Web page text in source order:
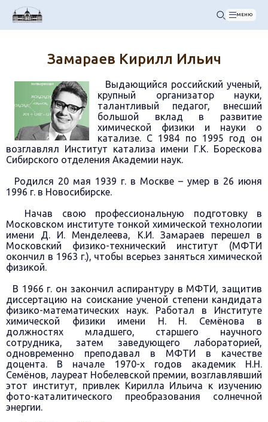
МЕНЮ
Замараев Кирилл Ильич
Выдающийся российский ученый,
крупный организатор науки,
талантливый педагог, внесший
большой вклад в развитие
химической физики и науки о
катализе. С 1984 по 1995 год он
возглавлял Институт катализа имени Г.К. Борескова
Сибирского отделения Академии наук.
Родился 20 мая 1939 г. в Москве – умер в 26 июня
1996 г. в Новосибирске.
Начав свою профессиональную подготовку в
Московском институте тонкой химической технологии
имени Д. И. Менделеева, К.И. Замараев перешел в
Московский физико-технический институт (МФТИ
окончил в 1963 г.), чтобы всерьез заняться химической
физикой.
В 1966 г. он закончил аспирантуру в МФТИ, защитив
диссертацию на соискание ученой степени кандидата
физико-математических наук. Работал в Институте
химической физики имени Н. Н. Семёнова в
должностях младшего, старшего научного
сотрудника, затем заведующего лабораторией,
одновременно преподавал в МФТИ в качестве
доцента. В начале 1970-х годов академик Н.Н.
Семёнов, лауреат Нобелевской премии, возглавлявший
этот институт, привлек Кирилла Ильича к изучению
фото-каталитического преобразования солнечной
энергии.